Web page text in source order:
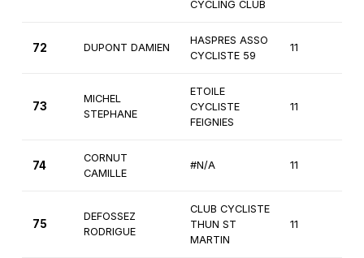
CYCLING CLUB
72 DUPONT DAMIEN
HASPRES ASSO
CYCLISTE 59
11
73
MICHEL
STEPHANE
ETOILE
CYCLISTE
FEIGNIES
11
74
CORNUT
CAMILLE
#N/A 11
75
DEFOSSEZ
RODRIGUE
CLUB CYCLISTE
THUN ST
MARTIN
11